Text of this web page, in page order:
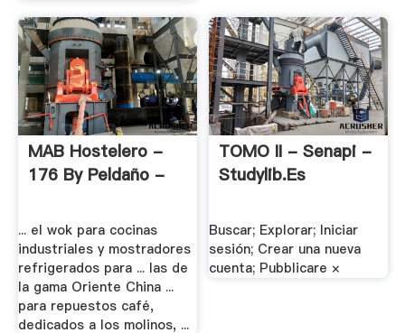
MAB Hostelero -
176 By Peldaño -
... el wok para cocinas
industriales y mostradores
refrigerados para ... las de
la gama Oriente China ...
para repuestos café,
dedicados a los molinos, ...
TOMO II - Senapi -
Studylib.es
Buscar; Explorar; Iniciar
sesión; Crear una nueva
cuenta; Pubblicare ×